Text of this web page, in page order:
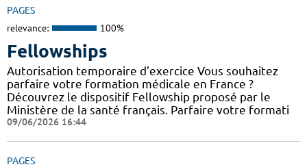
PAGES
relevance: 100%
Fellowships
Autorisation temporaire d’exercice Vous souhaitez
parfaire votre formation médicale en France ?
Découvrez le dispositif Fellowship proposé par le
Ministère de la santé français. Parfaire votre formati
09/06/2026 16:44
PAGES